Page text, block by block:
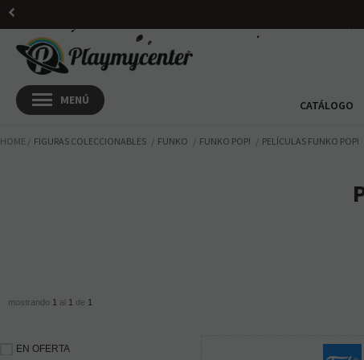
CATÁLOGO
HOME FIGURAS COLECCIONABLES FUNKO FUNKO POP! PELÍCULAS FUNKO POP!
mostrando 1 al 1 de 1
EN OFERTA